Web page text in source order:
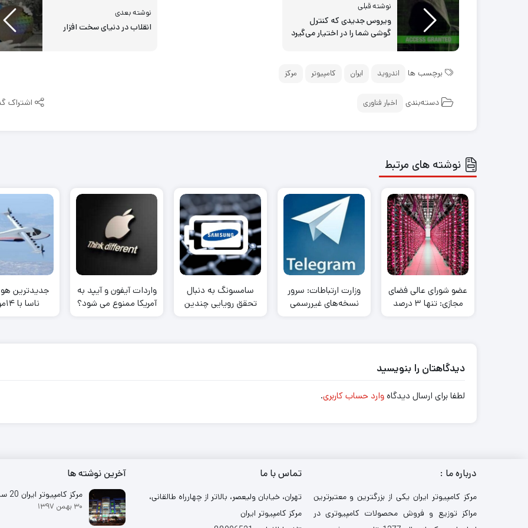
نوشته قبلی
ویروس جدیدی که کنترل
گوشی شما را در اختیار می‌گیرد
نوشته بعدی
انقلاب در دنیای سخت افزار
برچسب ها اندروید ایران کامپیوتر مرکز
دسته‌بندی اخبار فناوری اشتراک
نوشته های مرتبط
عضو شورای عالی فضای
مجازی: تنها ۳ درصد
وزارت ارتباطات: سرور
نسخه‌های غیررسمی
سامسونگ به دنبال
تحقق رویایی چندین
واردات آیفون و آیپد به
آمریکا ممنوع می شود؟
جدیدترین
دیدگاهتان را بنویسید
لطفا برای ارسال دیدگاهوارد حساب کاربری.
درباره ما :
مرکز کامپیوتر ایران یکی از بزرگترین و معتبرترین
مراکز توزیع و فروش محصولات کامپیوتری در
تماس با ما
تهران، خیابان ولیعصر، بالاتر از چهارراه طالقانی،
مرکز کامپیوتر ایران
آخرین نوشته ها
مرکز کامپیوتر ایران 20 ساله شد
۳۰ بهمن ۱۳۹۷